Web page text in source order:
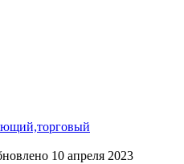
10 апреля 2023